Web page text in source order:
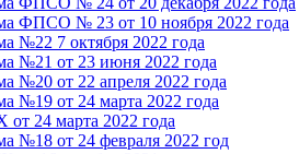
ФПСО № 23 от 10 ноября 2022 года
№22 7 октября 2022 года
№21 от 23 июня 2022 года
№20 от 22 апреля 2022 года
№19 от 24 марта 2022 года
от 24 марта 2022 года
№18 от 24 февраля 2022 год